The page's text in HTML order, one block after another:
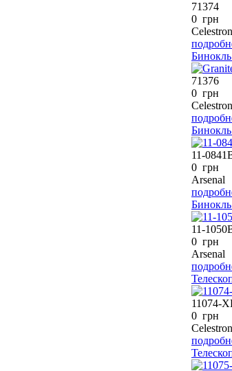
71374
0 грн
Celestron
71376
0 грн
Celestron
11-
0 грн
Arsenal
11-
0 грн
Arsenal
11074-
0 грн
Celestron